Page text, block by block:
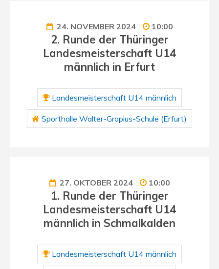
24. NOVEMBER 2024 10:00
2. Runde der Thüringer
Landesmeisterschaft U14
männlich in Erfurt
Landesmeisterschaft U14 männlich
Sporthalle Walter-Gropius-Schule (Erfurt)
27. OKTOBER 2024 10:00
1. Runde der Thüringer
Landesmeisterschaft U14
männlich in Schmalkalden
Landesmeisterschaft U14 männlich